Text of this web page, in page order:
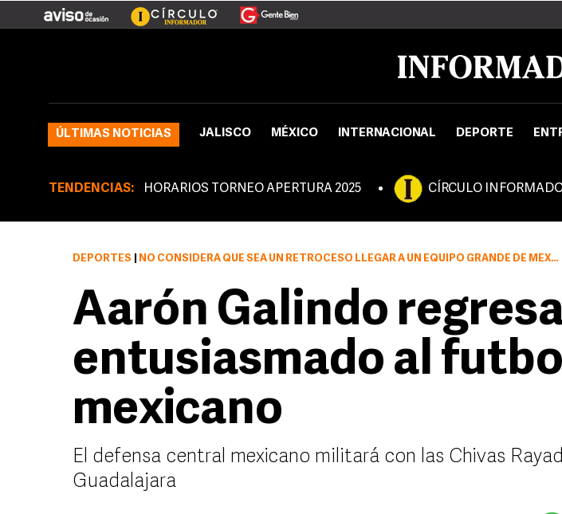
ÚLTIMAS NOTICIAS JALISCO MÉXICO INTERNACIONAL DEPORTE
TENDENCIAS: HORARIOS TORNEO APERTURA 2025 CÍRCULO
DEPORTES NO CONSIDERA QUE SEA UN RETROCESO LLEGAR A UN EQUIPO GRANDE DE MÉXICO
Aarón Galindo
entusiasmado al
mexicano
El defensa central mexicano militará con las Chivas
Guadalajara